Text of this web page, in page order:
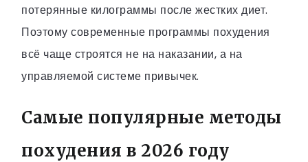
потерянные килограммы после жестких диет.
Поэтому современные программы похудения
всё чаще строятся не на наказании, а на
управляемой системе привычек.
Самые популярные методы
похудения в 2026 году